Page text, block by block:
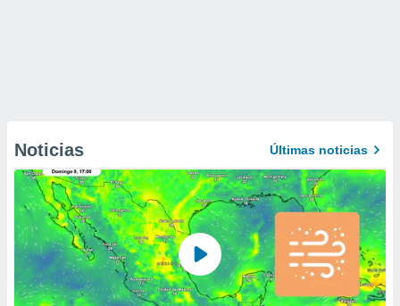
Noticias Últimas noticias